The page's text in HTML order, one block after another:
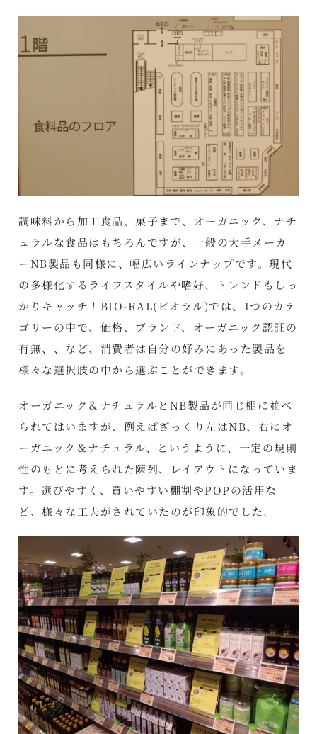
調味料から加工食品、菓子まで、オーガニック、ナチ
ュラルな食品はもちろんですが、一般の大手メーカ
ーNB製品も同様に、幅広いラインナップです。現代
の多様化するライフスタイルや嗜好、トレンドもしっ
かりキャッチ！BIO-RAL(ビオラル)では、1つのカテ
ゴリーの中で、価格、ブランド、オーガニック認証の
有無、、など、消費者は自分の好みにあった製品を
様々な選択肢の中から選ぶことができます。
オーガニック＆ナチュラルとNB製品が同じ棚に並べ
られてはいますが、例えばざっくり左はNB、右にオ
ーガニック＆ナチュラル、というように、一定の規則
性のもとに考えられた陳列、レイアウトになっていま
す。選びやすく、買いやすい棚割やPOPの活用な
ど、様々な工夫がされていたのが印象的でした。